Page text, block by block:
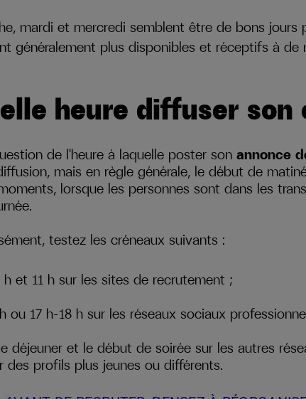
mardi et mercredi semblent être de bons jours
généralement plus disponibles et réceptifs à
heure diffuser
de l'heure à laquelle poster son annonce
mais en règle générale, le début de
lorsque les personnes sont dans les
testez les créneaux suivants :
et 11 h sur les sites de recrutement ;
ou 17 h-18 h sur les réseaux sociaux
déjeuner et le début de soirée sur les autres
des profils plus jeunes ou différents.